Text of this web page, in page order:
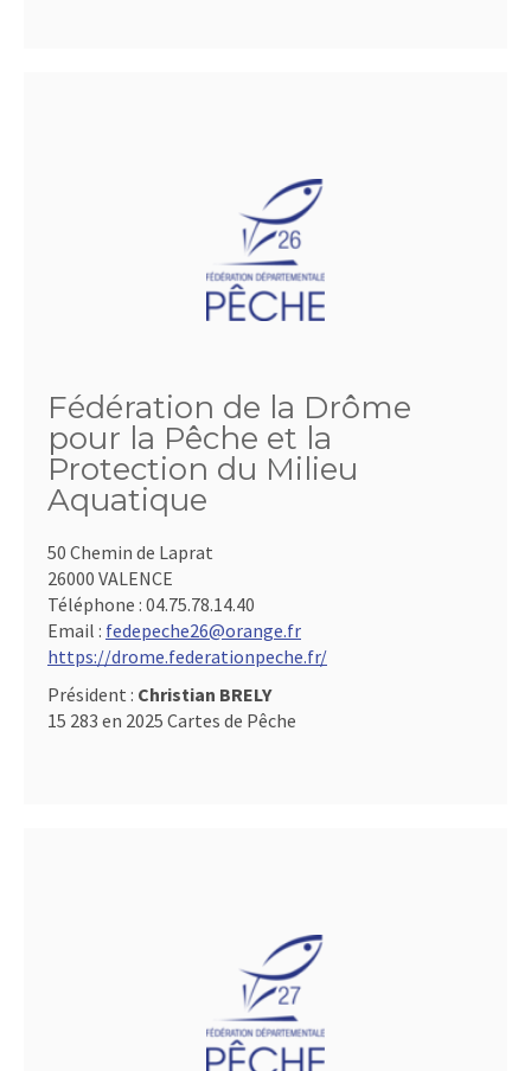
Fédération de la Drôme
pour la Pêche et la
Protection du Milieu
Aquatique
50 Chemin de Laprat
26000 VALENCE
Téléphone : 04.75.78.14.40
Email : fedepeche26@orange.fr
https://drome.federationpeche.fr/
Président : Christian BRELY
15 283 en 2025 Cartes de Pêche